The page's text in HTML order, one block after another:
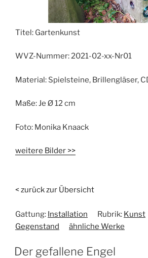
Titel: Gartenkunst
WVZ-Nummer:2021-02-xx-Nr01
Material: Spielsteine, Brillengläser,
Maße:Je Ø 12 cm
Foto: Monika Knaack
weitere Bilder >>
< zurück zur Übersicht
Gattung: Installation Rubrik: Kunst
Gegenstand
ähnliche Werke
Der gefallene Engel